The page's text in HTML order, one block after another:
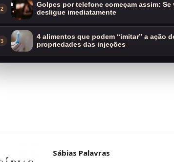
2
Golpes por telefone começam assim:
desligue imediatamente
3
4 alimentos que podem “imitar” a ação
propriedades das injeções
Sábias Palavras